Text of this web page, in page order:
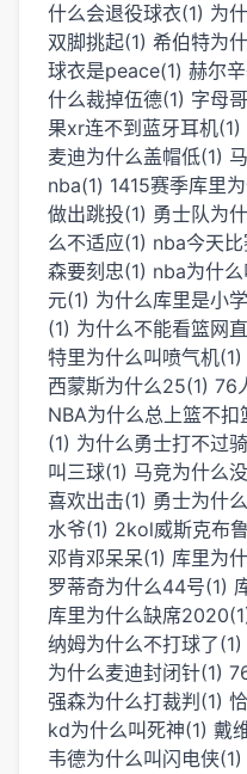
什么会退役球衣(1) 为
双脚挑起(1) 希伯特为
球衣是peace(1) 赫尔
什么裁掉伍德(1) 字母
果xr连不到蓝牙耳机(1)
麦迪为什么盖帽低(1)
nba(1) 1415赛季库里
做出跳投(1) 勇士队为
么不适应(1) nba今天
森要刻忠(1) nba为什
元(1) 为什么库里是小
(1) 为什么不能看篮网
特里为什么叫喷气机(1)
西蒙斯为什么25(1) 76
NBA为什么总上篮不扣
(1) 为什么勇士打不过
叫三球(1) 马竞为什么
喜欢出击(1) 勇士为什
水爷(1) 2kol威斯克布
邓肯邓呆呆(1) 库里为
罗蒂奇为什么44号(1)
库里为什么缺席
纳姆为什么不打球了(1)
为什么麦迪封闭针(1)
强森为什么打裁判(1)
kd为什么叫死神(1) 戴
韦德为什么叫闪电侠(1)